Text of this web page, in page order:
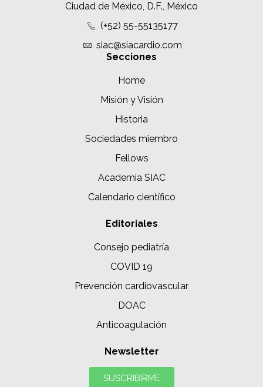
Ciudad de México, D.F., México
(+52) 55-55135177
siac@siacardio.com
Secciones
Home
Misión y Visión
Historia
Sociedades miembro
Fellows
Academia SIAC
Calendario científico
Editoriales
Consejo pediatría
COVID 19
Prevención cardiovascular
DOAC
Anticoagulación
Newsletter
SUSCRIBIRME